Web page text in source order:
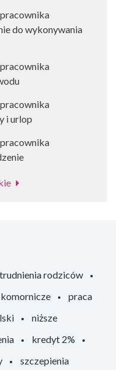
do wykonywania
i urlop
rodziców
praca
niższe
kredyt 2%
szczepienia